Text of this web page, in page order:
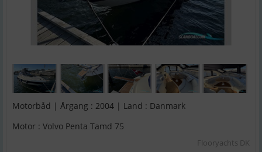
Motorbåd | Årgang : 2004 | Land : Danmark
Motor : Volvo Penta Tamd 75
Flooryachts DK